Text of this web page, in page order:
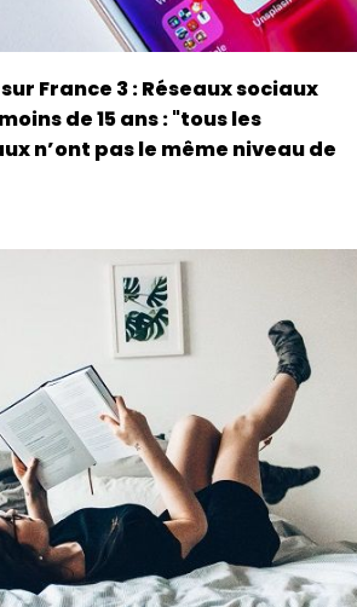
France 3 : Réseaux sociaux
de 15 ans : "tous les
n’ont pas le même niveau de